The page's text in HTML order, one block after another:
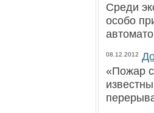
Среди
особо
08.12.2012
«Пожар